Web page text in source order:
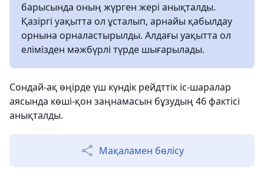
барысында оның жүрген жері анықталды.
Қазіргі уақытта ол ұсталып, арнайы қабылдау
орнына орналастырылды. Алдағы уақытта ол
елімізден мәжбүрлі түрде шығарылады.
Сондай-ақ өңірде үш күндік рейдттік іс-шаралар
аясында көші-қон заңнамасын бұзудың 46 фактісі
анықталды.
Мақаламен бөлісу